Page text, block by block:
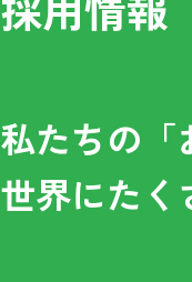
私たちの「
世界にたく